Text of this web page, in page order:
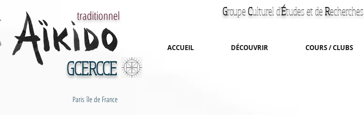
GCERCCE
Paris île de France
traditionnel GroupeCulturel d'Études et deRecherches
ACCUEIL DÉCOUVRIR COURS / CLUBS